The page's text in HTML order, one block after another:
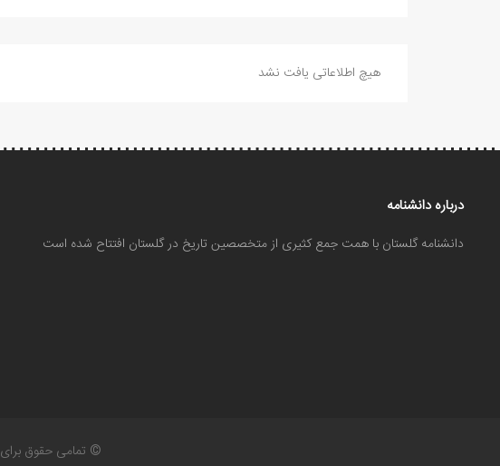
هیچ اطلاعاتی یافت نشد
درباره دانشنامه
دانشنامه گلستان با همت جمع کثیری از متخصصین تاریخ در گلستان افتتاح شده است
© تمامی حقوق برای